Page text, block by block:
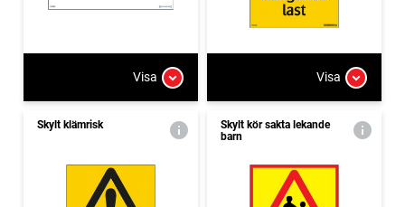
Visa Visa
Skylt klämrisk
Skylt kör sakta lekande
barn